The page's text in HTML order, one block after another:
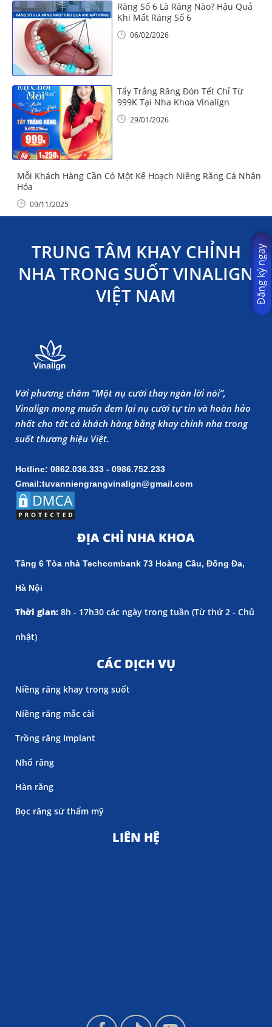
Răng Số 6 Là Răng Nào? Hậu Quả
Khi Mất Răng Số 6
06/02/2026
Tẩy Trắng Răng Đón Tết Chỉ Từ
999K Tại Nha Khoa Vinalign
29/01/2026
Mỗi Khách Hàng Cần Có Một Kế Hoạch Niềng Răng Cá Nhân
Hóa
09/11/2025
TRUNG TÂM KHAY CHỈNH
NHA TRONG SUỐT VINALIGN
VIỆT NAM
Với phương châm “Một nụ cười thay ngàn lời nói”,
Vinalign mong muốn đem lại nụ cười tự tin và hoàn hảo
nhất cho tất cả khách hàng bằng khay chỉnh nha trong
suốt thương hiệu Việt.
Hotline: 0862.036.333 - 0986.752.233
Gmail:tuvanniengrangvinalign@gmail.com
ĐỊA CHỈ NHA KHOA
Tầng 6 Tòa nhà Techcombank 73 Hoàng Cầu, Đống Đa,
Hà Nội
Thời gian: 8h - 17h30 các ngày trong tuần (Từ thứ 2 - Chủ
nhật)
CÁC DỊCH VỤ
Niềng răng khay trong suốt
Niềng răng mắc cài
Trồng răng Implant
Nhổ răng
Hàn răng
Bọc răng sứ thẩm mỹ
LIÊN HỆ
Đăng ký ngay